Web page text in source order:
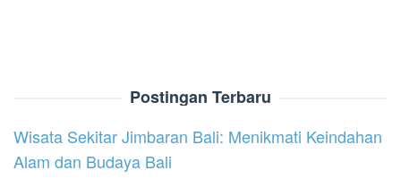
Postingan Terbaru
Wisata Sekitar Jimbaran Bali: Menikmati Keindahan
Alam dan Budaya Bali